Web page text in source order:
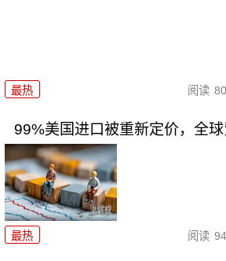
最热 阅读
99%美国进口被重新定价，全
最热 阅读